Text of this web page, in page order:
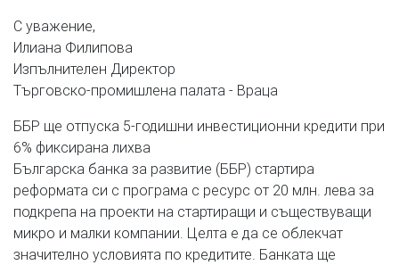
С уважение,
Илиана Филипова
Изпълнителен Директор
Търговско-промишлена палата - Враца
ББР ще отпуска 5-годишни инвестиционни кредити при
6% фиксирана лихва
Българска банка за развитие (ББР) стартира
реформата си с програма с ресурс от 20 млн. лева за
подкрепа на проекти на стартиращи и съществуващи
микро и малки компании. Целта е да се облекчат
значително условията по кредитите. Банката ще